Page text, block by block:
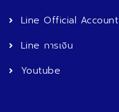
Line Official Account
Line การเงิน
Youtube